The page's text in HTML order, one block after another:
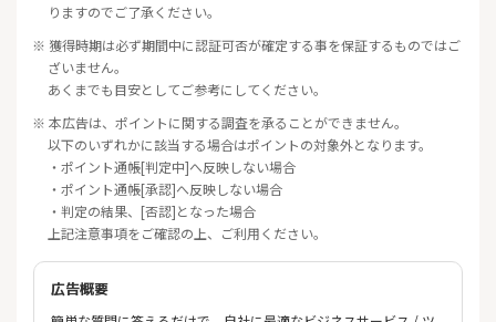
りますのでご了承ください。
※ 獲得時期は必ず期間中に認証可否が確定する事を保証するものではご
ざいません。
あくまでも目安としてご参考にしてください。
※ 本広告は、ポイントに関する調査を承ることができません。
以下のいずれかに該当する場合はポイントの対象外となります。
・ポイント通帳[判定中]へ反映しない場合
・ポイント通帳[承認]へ反映しない場合
・判定の結果、[否認]となった場合
上記注意事項をご確認の上、ご利用ください。
広告概要